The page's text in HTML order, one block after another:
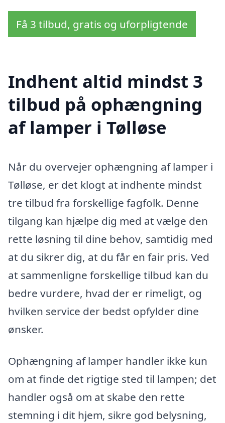
Få 3 tilbud, gratis og uforpligtende
Indhent altid mindst 3
tilbud på ophængning
af lamper i Tølløse
Når du overvejer ophængning af lamper i
Tølløse, er det klogt at indhente mindst
tre tilbud fra forskellige fagfolk. Denne
tilgang kan hjælpe dig med at vælge den
rette løsning til dine behov, samtidig med
at du sikrer dig, at du får en fair pris. Ved
at sammenligne forskellige tilbud kan du
bedre vurdere, hvad der er rimeligt, og
hvilken service der bedst opfylder dine
ønsker.
Ophængning af lamper handler ikke kun
om at finde det rigtige sted til lampen; det
handler også om at skabe den rette
stemning i dit hjem, sikre god belysning,